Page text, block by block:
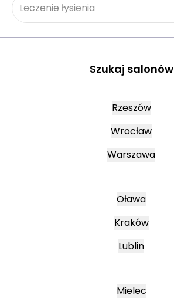
Leczenie łysienia
Szukaj salonów
Rzeszów
Wrocław
Warszawa
Oława
Kraków
Lublin
Mielec